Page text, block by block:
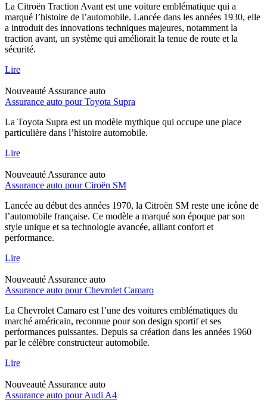
La Citroën Traction Avant est une voiture emblématique qui a
marqué l’histoire de l’automobile. Lancée dans les années 1930, elle
a introduit des innovations techniques majeures, notamment la
traction avant, un système qui améliorait la tenue de route et la
sécurité.
Lire
Nouveauté Assurance auto
Assurance auto pour Toyota Supra
La Toyota Supra est un modèle mythique qui occupe une place
particulière dans l’histoire automobile.
Lire
Nouveauté Assurance auto
Assurance auto pour Ciroën SM
Lancée au début des années 1970, la Citroën SM reste une icône de
l’automobile française. Ce modèle a marqué son époque par son
style unique et sa technologie avancée, alliant confort et
performance.
Lire
Nouveauté Assurance auto
Assurance auto pour Chevrolet Camaro
La Chevrolet Camaro est l’une des voitures emblématiques du
marché américain, reconnue pour son design sportif et ses
performances puissantes. Depuis sa création dans les années 1960
par le célèbre constructeur automobile.
Lire
Nouveauté Assurance auto
Assurance auto pour Audi A4